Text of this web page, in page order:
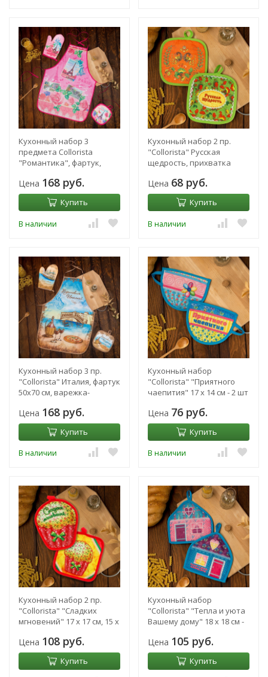
Кухонный набор 3
предмета Collorista
"Романтика", фартук,
прихватка
Цена 168 руб.
Купить
В наличии
Кухонный набор 2 пр.
"Collorista" Русская
щедрость, прихватка
Цена 68 руб.
Купить
В наличии
Кухонный набор 3 пр.
"Collorista" Италия, фартук
50х70 см, варежка-
прихватка 17х
Цена 168 руб.
Купить
В наличии
Кухонный набор
"Collorista" "Приятного
чаепития" 17 х 14 см - 2 шт
Цена 76 руб.
Купить
В наличии
Кухонный набор 2 пр.
"Collorista" "Сладких
мгновений" 17 х 17 см, 15 х
Цена 108 руб.
Купить
Кухонный набор
"Collorista" "Тепла и уюта
Вашему дому" 18 х 18 см -
Цена 105 руб.
Купить